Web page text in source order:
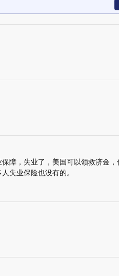
障，失业了，美国可以领救济金，
失业保险也没有的。